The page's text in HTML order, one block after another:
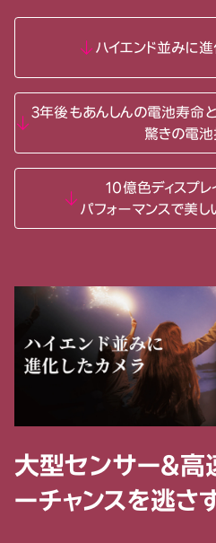
ハイエンド並みに
3年後もあんしんの電池寿命
驚きの電池
10億色ディスプ
パフォーマンスで美
大型センサー＆高
ーチャンスを逃さ